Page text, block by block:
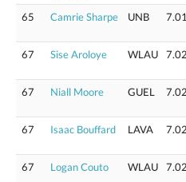
65 Camrie Sharpe UNB 7.01
67
Sise Aroloye WLAU 7.02
67 Niall Moore GUEL 7.02
67 Isaac Bouffard LAVA 7.02
67
Logan Couto WLAU 7.02